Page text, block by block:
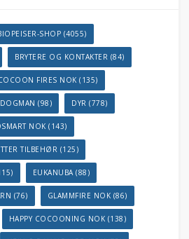
SHOP (4055)
BRYTERE OG KONTAKTER (84)
FIRES NOK (135)
DOGMAN (98) DYR (778)
NOK (143)
TILBEHØR (125)
EUKANUBA(88)
(76) GLAMMFIRE NOK (86)
HAPPY COCOONING NOK (138)